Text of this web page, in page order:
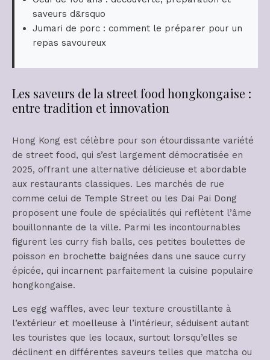
saveurs d&rsquo
Jumari de porc : comment le préparer pour un
repas savoureux
Les saveurs de la street food hongkongaise :
entre tradition et innovation
Hong Kong est célèbre pour son étourdissante variété
de street food, qui s’est largement démocratisée en
2025, offrant une alternative délicieuse et abordable
aux restaurants classiques. Les marchés de rue
comme celui de Temple Street ou les Dai Pai Dong
proposent une foule de spécialités qui reflètent l’âme
bouillonnante de la ville. Parmi les incontournables
figurent les curry fish balls, ces petites boulettes de
poisson en brochette baignées dans une sauce curry
épicée, qui incarnent parfaitement la cuisine populaire
hongkongaise.
Les egg waffles, avec leur texture croustillante à
l’extérieur et moelleuse à l’intérieur, séduisent autant
les touristes que les locaux, surtout lorsqu’elles se
déclinent en différentes saveurs telles que matcha ou